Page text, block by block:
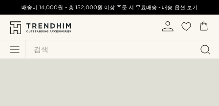
검색
배송비14,000원 - 총 152,000원 이상 주문 시 무료배송 -배송 옵션 보기